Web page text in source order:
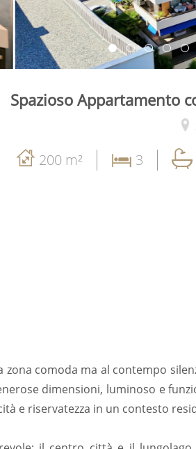
Spazioso Appartamento
200 m² 3
comoda ma al contempo
dimensioni, luminoso e
e riservatezza in un contesto